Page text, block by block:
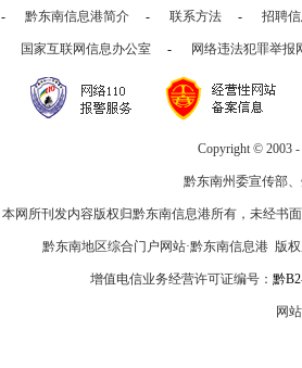
- 黔东南信息港简介 - 联系方法 - 招聘
国家互联网信息办公室 - 网络违法犯罪举报
Copyright © 2003
黔东南州委宣传部
本网所刊发内容版权归黔东南信息港所有，未经书
黔东南地区综合门户网站·黔东南信息港 版
增值电信业务经营许可证编号： 黔
网